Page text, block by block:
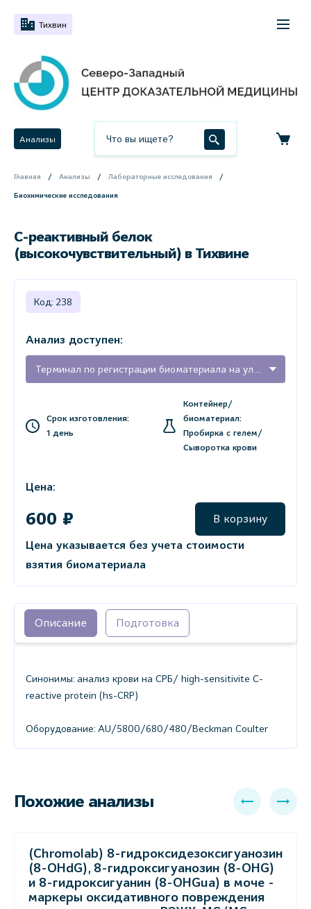
Тихвин
Анализы
Главная Анализы Лабораторные исследования
Биохимические исследования
С-реактивный белок
(высокочувствительный) в Тихвине
Код: 238
Анализ доступен:
Терминал по регистрации биоматериала на ул. Карла Маркса, 68 (г. Тихвин)
Срок изготовления:
1 день
Контейнер/
биоматериал:
Пробирка с гелем/
Сыворотка крови
Цена:
600 ₽
В корзину
Цена указывается без учета стоимости
взятия биоматериала
Описание Подготовка
Синонимы: анализ крови на СРБ/ high-sensitivite C-
reactive protein (hs-CRP)
Оборудование: AU/5800/680/480/Beckman Coulter
Похожие анализы
(Chromolab) 8-гидроксидезоксигуанозин
(8-OHdG), 8-гидроксигуанозин (8-OHG)
и 8-гидроксигуанин (8-OHGua) в моче -
маркеры оксидативного повреждения